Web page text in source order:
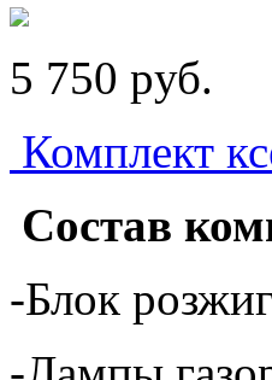
5 750 pуб.
Комплект
Состав
-Блок